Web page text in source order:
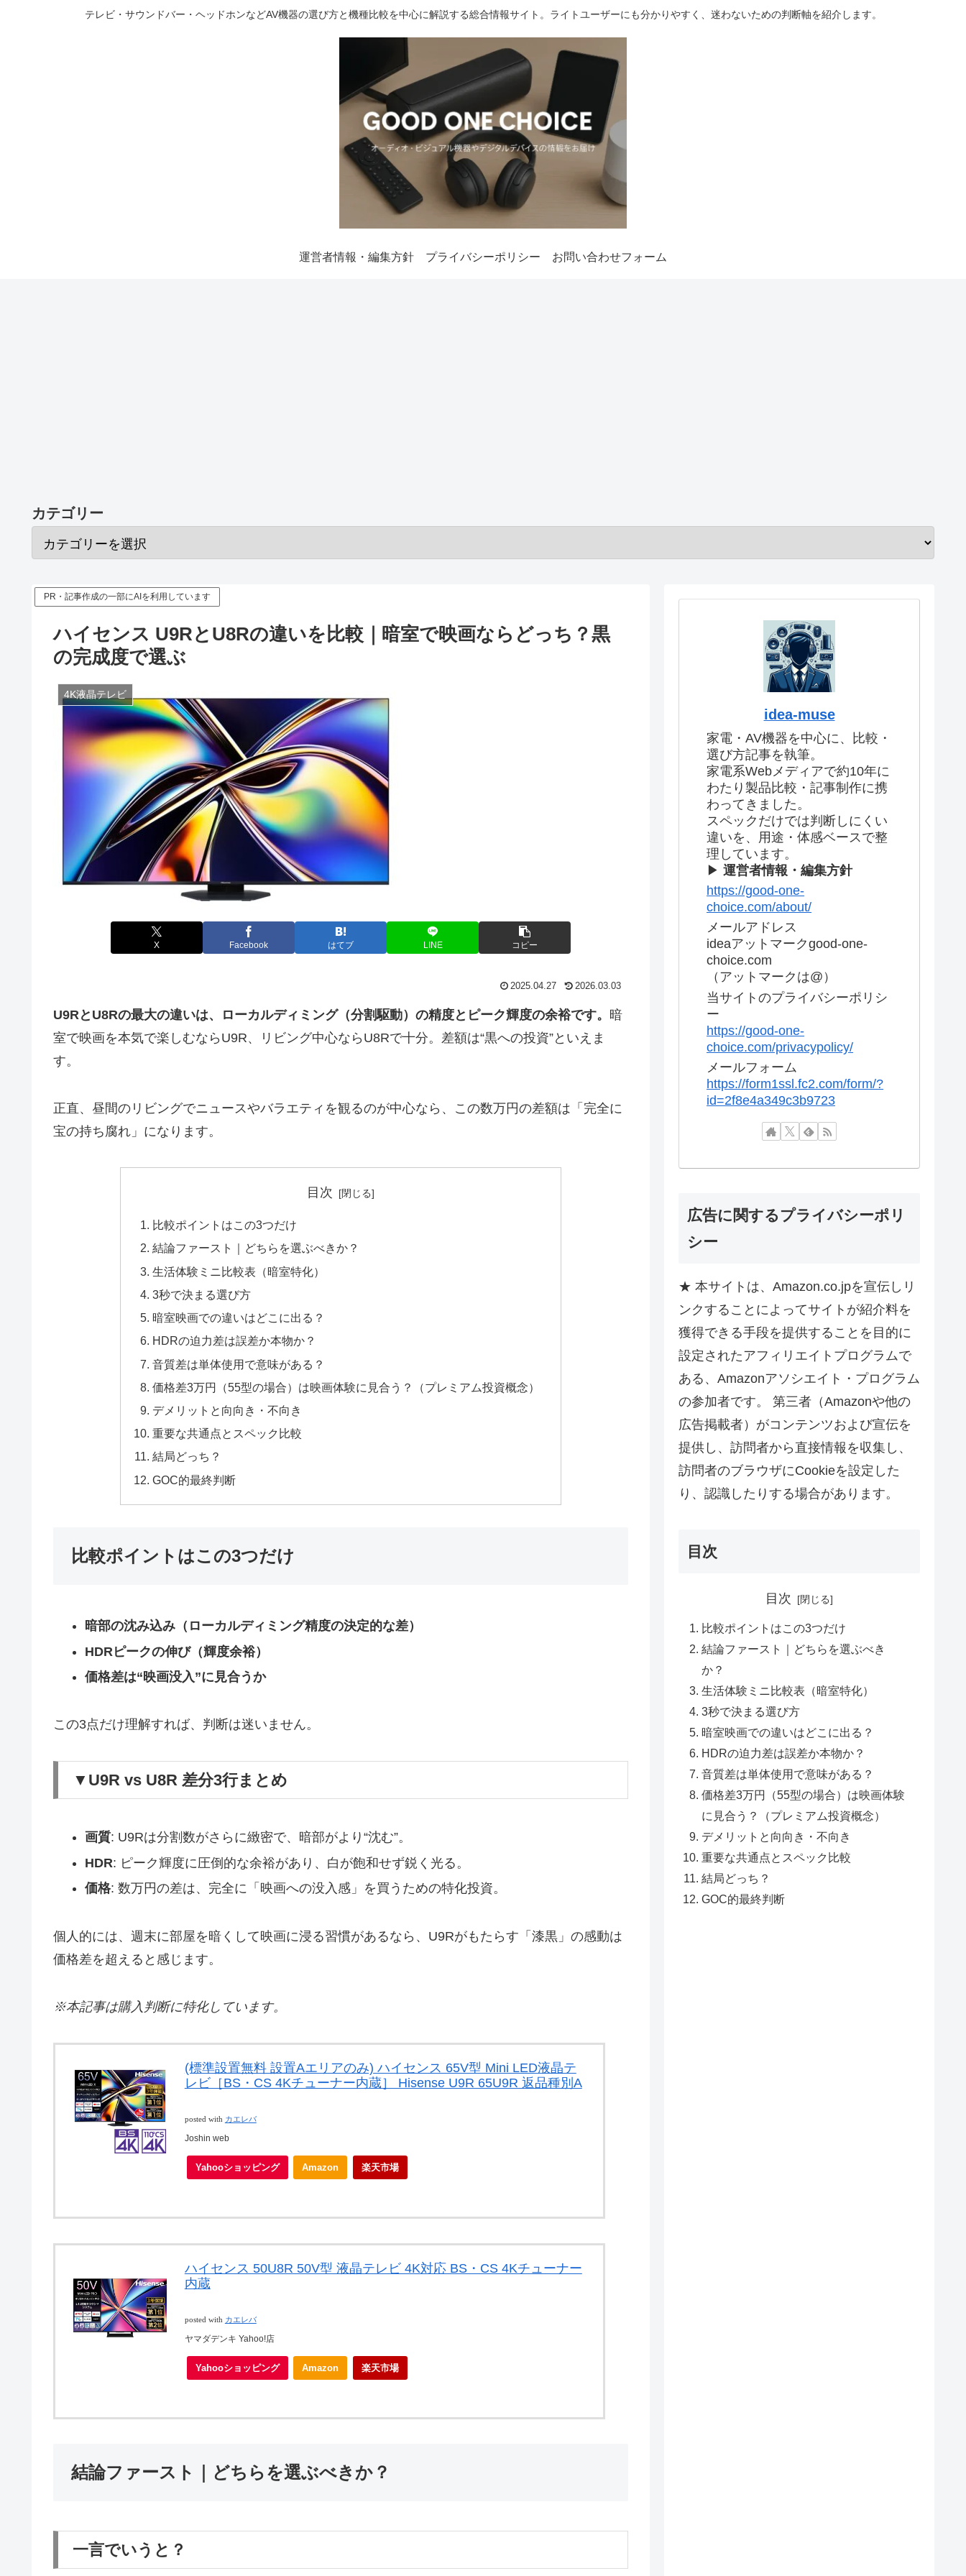
テレビ・サウンドバー・ヘッドホンなどAV機器の選び方と機種比較を中心に解説する総合情報サイト。ライトユーザーにも分かりやすく、迷わないための判断軸を紹介します。
運営者情報・編集方針 プライバシーポリシー お問い合わせフォーム
カテゴリー
PR・記事作成の一部にAIを利用しています
ハイセンス U9RとU8Rの違いを比較｜暗室で映画ならどっち？黒
の完成度で選ぶ
4K液晶テレビ
X Facebook はてブ LINE コピー
2025.04.27 2026.03.03
U9RとU8Rの最大の違いは、ローカルディミング（分割駆動）の精度とピーク輝度の余裕です。 暗
室で映画を本気で楽しむならU9R、リビング中心ならU8Rで十分。差額は“黒への投資”といえま
す。
正直、昼間のリビングでニュースやバラエティを観るのが中心なら、この数万円の差額は「完全に
宝の持ち腐れ」になります。
目次
比較ポイントはこの3つだけ
結論ファースト｜どちらを選ぶべきか？
生活体験ミニ比較表（暗室特化）
3秒で決まる選び方
暗室映画での違いはどこに出る？
HDRの迫力差は誤差か本物か？
音質差は単体使用で意味がある？
価格差3万円（55型の場合）は映画体験に見合う？（プレミアム投資概念）
デメリットと向向き・不向き
重要な共通点とスペック比較
結局どっち？
GOC的最終判断
比較ポイントはこの3つだけ
暗部の沈み込み（ローカルディミング精度の決定的な差）
HDRピークの伸び（輝度余裕）
価格差は“映画没入”に見合うか
この3点だけ理解すれば、判断は迷いません。
▼U9R vs U8R 差分3行まとめ
画質: U9Rは分割数がさらに緻密で、暗部がより“沈む”。
HDR: ピーク輝度に圧倒的な余裕があり、白が飽和せず鋭く光る。
価格: 数万円の差は、完全に「映画への没入感」を買うための特化投資。
個人的には、週末に部屋を暗くして映画に浸る習慣があるなら、U9Rがもたらす「漆黒」の感動は
価格差を超えると感じます。
※本記事は購入判断に特化しています。
(標準設置無料 設置Aエリアのみ) ハイセンス 65V型 Mini LED液晶テ
レビ［BS・CS 4Kチューナー内蔵］ Hisense U9R 65U9R 返品種別A
posted with カエレバ
Joshin web
Yahooショッピング Amazon 楽天市場
ハイセンス 50U8R 50V型 液晶テレビ 4K対応 BS・CS 4Kチューナー
内蔵
posted with カエレバ
ヤマダデンキ Yahoo!店
Yahooショッピング Amazon 楽天市場
結論ファースト｜どちらを選ぶべきか？
一言でいうと？
idea-muse
家電・AV機器を中心に、比較・
選び方記事を執筆。
家電系Webメディアで約10年に
わたり製品比較・記事制作に携
わってきました。
スペックだけでは判断しにくい
違いを、用途・体感ベースで整
理しています。
▶ 運営者情報・編集方針
https://good-one-
choice.com/about/
メールアドレス
ideaアットマークgood-one-
choice.com
（アットマークは@）
当サイトのプライバシーポリシ
ー
https://good-one-
choice.com/privacypolicy/
メールフォーム
https://form1ssl.fc2.com/form/?
id=2f8e4a349c3b9723
広告に関するプライバシーポリ
シー
★ 本サイトは、Amazon.co.jpを宣伝しリ
ンクすることによってサイトが紹介料を
獲得できる手段を提供することを目的に
設定されたアフィリエイトプログラムで
ある、Amazonアソシエイト・プログラム
の参加者です。 第三者（Amazonや他の
広告掲載者）がコンテンツおよび宣伝を
提供し、訪問者から直接情報を収集し、
訪問者のブラウザにCookieを設定した
り、認識したりする場合があります。
目次
目次
比較ポイントはこの3つだけ
結論ファースト｜どちらを選ぶべき
か？
生活体験ミニ比較表（暗室特化）
3秒で決まる選び方
暗室映画での違いはどこに出る？
HDRの迫力差は誤差か本物か？
音質差は単体使用で意味がある？
価格差3万円（55型の場合）は映画体験
に見合う？（プレミアム投資概念）
デメリットと向向き・不向き
重要な共通点とスペック比較
結局どっち？
GOC的最終判断